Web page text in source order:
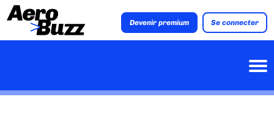
Devenir premium Se connecter